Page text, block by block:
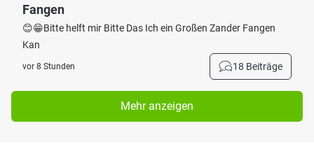
Fangen
😊😁Bitte helft mir Bitte Das Ich ein Großen Zander Fangen
Kan
vor 8 Stunden 18 Beiträge
Mehr anzeigen